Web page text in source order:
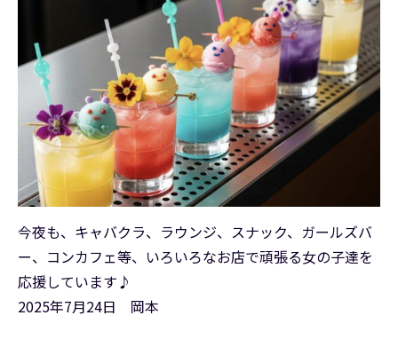
今夜も、キャバクラ、ラウンジ、スナック、ガールズバ
ー、コンカフェ等、いろいろなお店で頑張る女の子達を
応援しています♪
2025年7月24日 岡本